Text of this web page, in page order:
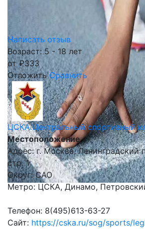
Написать отзыв
Возраст: 5 - 18 лет
от₽333
Отложить Сравнить
ЦСКА Центральный спортивный
Местоположение
Адрес: г. Москва, Ленинградский
стр. 1
Округ: САО
Метро: ЦСКА, Динамо,
Телефон: 8(495)613-63-27
Сайт: https://cska.ru/sog/sports/